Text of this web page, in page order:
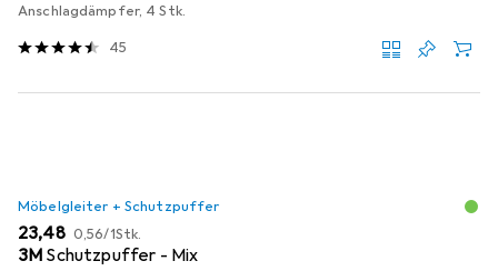
Anschlagdämpfer, 4 Stk.
45
Möbelgleiter + Schutzpuffer
EUR
23,48 EUR
0,56/1Stk.
3M Schutzpuffer - Mix